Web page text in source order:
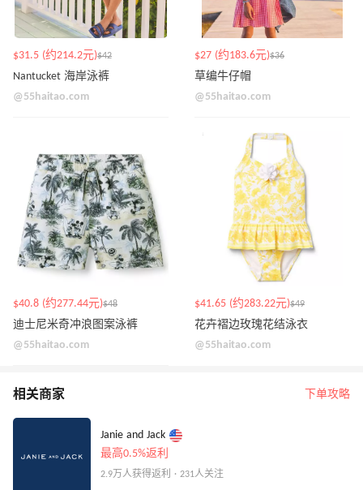
$31.5 (约214.2元)$42
Nantucket 海岸泳裤
@55haitao.com
$27 (约183.6元)$36
草编牛仔帽
@55haitao.com
$40.8 (约277.44元)$48
迪士尼米奇冲浪图案泳裤
@55haitao.com
$41.65 (约283.22元)$49
花卉褶边玫瑰花结泳衣
@55haitao.com
相关商家 下单攻略
Janie and Jack
最高0.5%返利
2.9万人获得返利 · 231人关注